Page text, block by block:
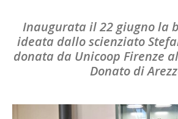
Inaugurata il 22 giugno la
ideata dallo scienziato
donata da Unicoop Firenze
Donato di